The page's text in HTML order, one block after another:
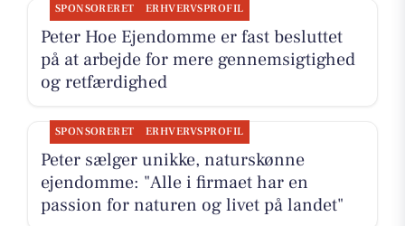
SPONSORERET ERHVERVSPROFIL
Peter Hoe Ejendomme er fast besluttet
på at arbejde for mere gennemsigtighed
og retfærdighed
SPONSORERET ERHVERVSPROFIL
Peter sælger unikke, naturskønne
ejendomme: "Alle i firmaet har en
passion for naturen og livet på landet"